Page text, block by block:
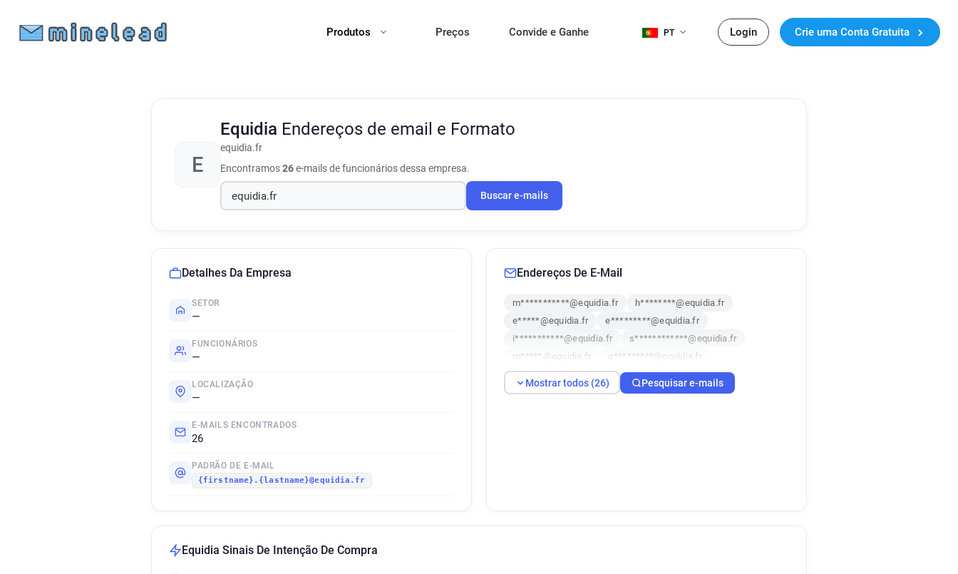
Produtos Preços Convide e Ganhe PT Login Crie uma Conta Gratuita
E
Equidia Endereços de email e Formato
equidia.fr
Encontramos26e-mails de funcionários dessa empresa.
Buscar e-mails
Detalhes Da Empresa
SETOR
—
FUNCIONÁRIOS
—
LOCALIZAÇÃO
—
E-MAILS ENCONTRADOS
26
PADRÃO DE E-MAIL
{firstname}.{lastname}@equidia.fr
Endereços De E-Mail
m***********@equidia.fr
h********@equidia.fr
e*****@equidia.fr
e*********@equidia.fr
i***********@equidia.fr
s************@equidia.fr
m*****@equidia.fr
q*********@equidia.fr
c*****@equidia.fr
w*****@equidia.fr
g******@equidia.fr
b***********@equidia.fr
Mostrar todos (26) Pesquisar e-mails
Equidia Sinais De Intenção De Compra